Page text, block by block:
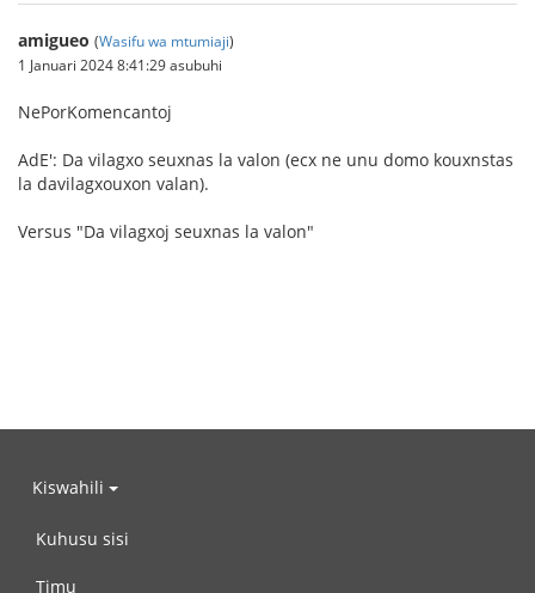
amigueo (Wasifu wa mtumiaji)
1 Januari 2024 8:41:29 asubuhi
NePorKomencantoj
AdE': Da vilagxo seuxnas la valon (ecx ne unu domo kouxnstas
la davilagxouxon valan).
Versus "Da vilagxoj seuxnas la valon"
Kiswahili
Kuhusu sisi
Timu